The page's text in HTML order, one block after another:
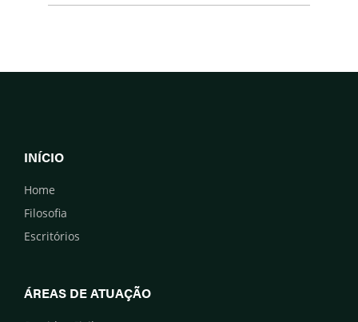
INÍCIO
Home
Filosofia
Escritórios
ÁREAS DE ATUAÇÃO